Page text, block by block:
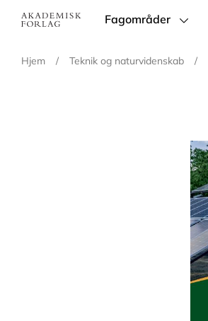
Main
Fagområder
Hjem / Teknik og naturvidenskab /